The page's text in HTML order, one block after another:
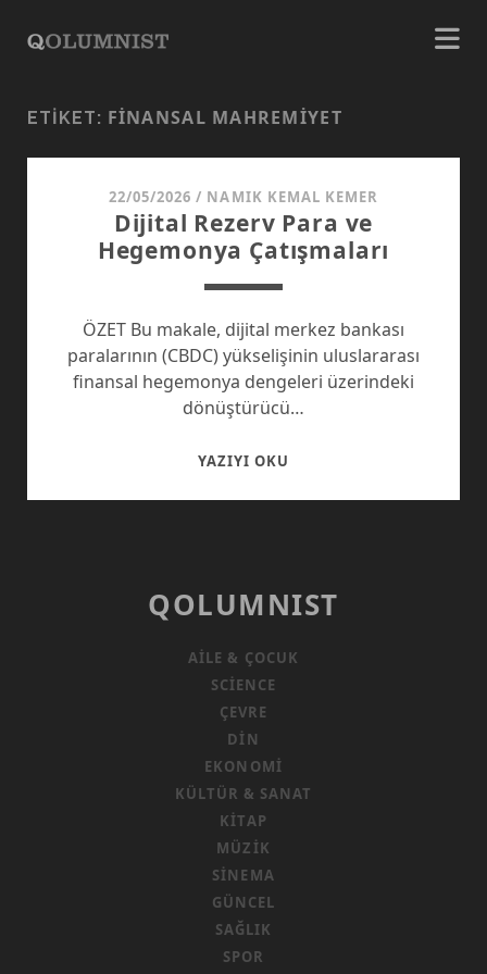
ETIKET: FINANSAL MAHREMIYET
22/05/2026 / NAMIK KEMAL KEMER
Dijital Rezerv Para ve
Hegemonya Çatışmaları
ÖZET Bu makale, dijital merkez bankası
paralarının (CBDC) yükselişinin uluslararası
finansal hegemonya dengeleri üzerindeki
dönüştürücü…
YAZIYI OKU
QOLUMNIST
AILE & ÇOCUK
SCIENCE
ÇEVRE
DIN
EKONOMI
KÜLTÜR & SANAT
KITAP
MÜZIK
SINEMA
GÜNCEL
SAĞLIK
SPOR